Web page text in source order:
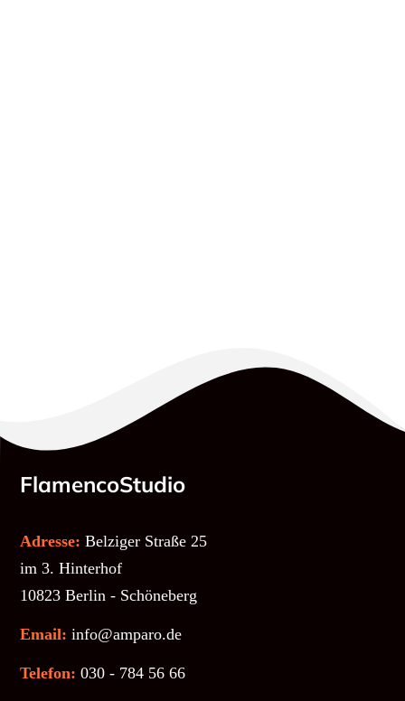
FlamencoStudio
Adresse: Belziger Straße 25
im 3. Hinterhof
10823 Berlin - Schöneberg
Email: info@amparo.de
Telefon: 030 - 784 56 66